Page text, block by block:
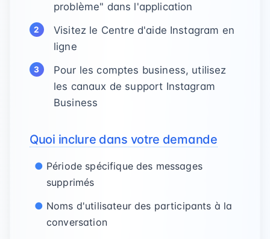
problème" dans l'application
Visitez le Centre d'aide Instagram en
ligne
Pour les comptes business, utilisez
les canaux de support Instagram
Business
Quoi inclure dans votre demande
Période spécifique des messages
supprimés
Noms d'utilisateur des participants à la
conversation